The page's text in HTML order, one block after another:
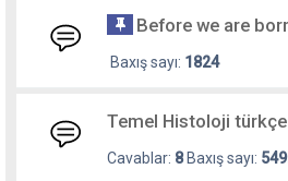
Before we are
Baxış sayı: 1824
Temel Histoloji
Cavablar: 8Baxış sayı: